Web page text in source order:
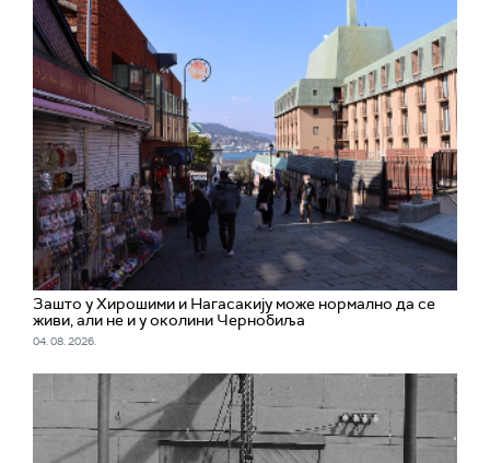
Зашто у Хирошими и Нагасакију може нормално да се
живи, али не и у околини Чернобиља
04. 08. 2026.